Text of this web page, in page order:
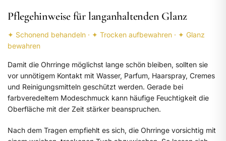
Pflegehinweise für langanhaltenden Glanz
✦ Schonend behandeln · ✦ Trocken aufbewahren · ✦ Glanz
bewahren
Damit die Ohrringe möglichst lange schön bleiben, sollten sie
vor unnötigem Kontakt mit Wasser, Parfum, Haarspray, Cremes
und Reinigungsmitteln geschützt werden. Gerade bei
farbveredeltem Modeschmuck kann häufige Feuchtigkeit die
Oberfläche mit der Zeit stärker beanspruchen.
Nach dem Tragen empfiehlt es sich, die Ohrringe vorsichtig mit